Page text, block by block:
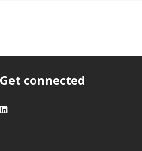
Get connected